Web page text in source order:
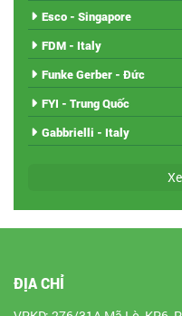
Esco - Singapore
FDM - Italy
Funke Gerber - Đức
FYI - Trung Quốc
Gabbrielli - Italy
ĐỊA CHỈ